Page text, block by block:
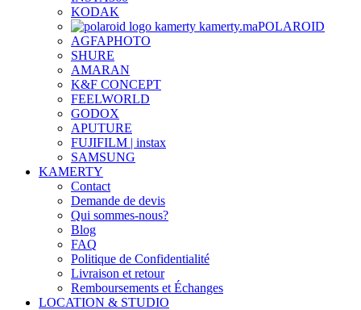
KODAK
POLAROID
AGFAPHOTO
SHURE
AMARAN
K&F CONCEPT
FEELWORLD
GODOX
APUTURE
FUJIFILM | instax
SAMSUNG
KAMERTY
Contact
Demande de devis
Qui sommes-nous?
Blog
FAQ
Politique de Confidentialité
Livraison et retour
Remboursements et Échanges
LOCATION & STUDIO